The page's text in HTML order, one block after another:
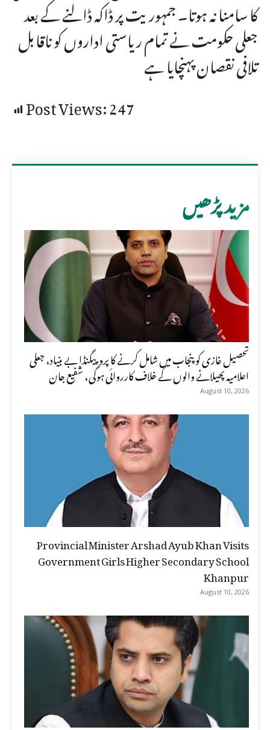
کا سامنا نہ ہوتا۔ جمہوریت پر ڈاکہ ڈالنے کے بعد
جعلی حکومت نے تمام ریاستی اداروں کو ناقابل
تلافی نقصان پہنچایا ہے
Post Views:247
مزید پڑھیں
تحصیل غازی کو پنجاب میں شامل کرنے کا پروپیگنڈا بے بنیاد، جعلی
اعلامیہ پھیلانے والوں کے خلاف کارروائی ہوگی، شفیع جان
August 10, 2026
Provincial Minister Arshad Ayub Khan Visits
Government Girls Higher Secondary School
Khanpur
August 10, 2026